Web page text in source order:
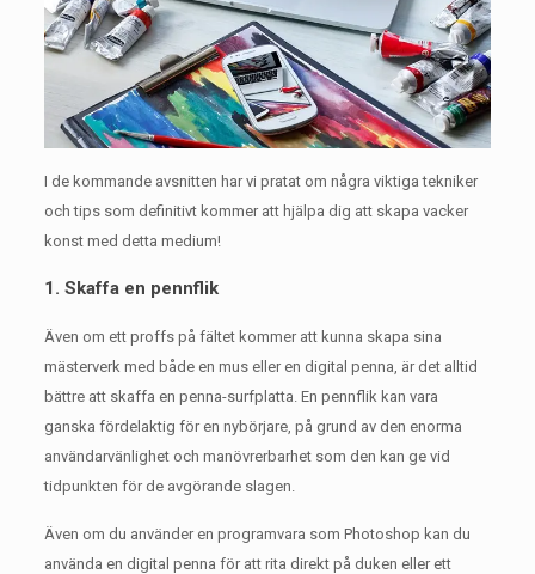
I de kommande avsnitten har vi pratat om några viktiga tekniker
och tips som definitivt kommer att hjälpa dig att skapa vacker
konst med detta medium!
1. Skaffa en pennflik
Även om ett proffs på fältet kommer att kunna skapa sina
mästerverk med både en mus eller en digital penna, är det alltid
bättre att skaffa en penna-surfplatta. En pennflik kan vara
ganska fördelaktig för en nybörjare, på grund av den enorma
användarvänlighet och manövrerbarhet som den kan ge vid
tidpunkten för de avgörande slagen.
Även om du använder en programvara som Photoshop kan du
använda en digital penna för att rita direkt på duken eller ett